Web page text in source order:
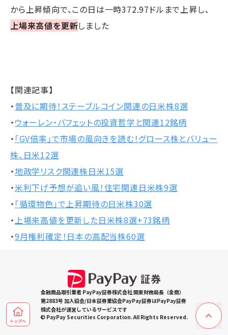
から上昇傾向で、この日は一時372.97ドルまで上昇し、
上場来高値を更新しました
【関連記事】
・普及に期待！ステーブルコイン関連の日米株8選
・ウォーレン・バフェットの投資哲学と関連12銘柄
・ 「GV倍率」で市場の風向きを読む！グロース株とバリュー
株、日米12選
・地政学リスク関連株日米15選
・米利下げ予想が追い風！住宅関連日米株9選
・ 「循環物色」で上昇期待の日米株30選
・上場来高値を更新した日米株8選+73銘柄
・9月権利確定！日本の高配当株60選
金融商品取引業者 PayPay証券株式会社 関東財務局長（金商）
第2883号 加入協会/日本証券業協会PayPay証券はPayPay証券
株式会社が運営しているサービスです
© PayPay Securities Corporation. All Rights Reserved.